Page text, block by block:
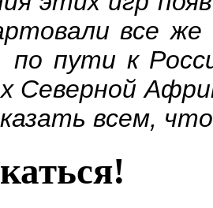
все
по пути к
Северной
всем,